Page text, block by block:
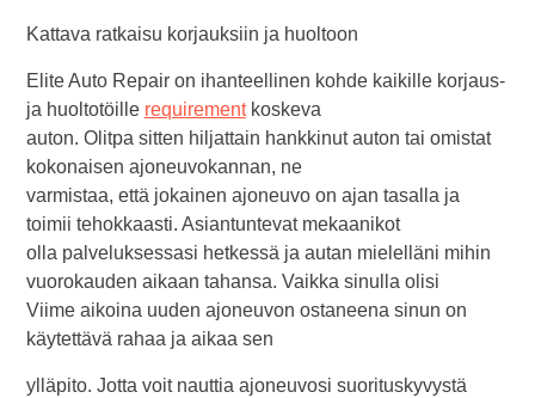
Kattava ratkaisu korjauksiin ja huoltoon
Elite Auto Repair on ihanteellinen kohde kaikille korjaus-
ja huoltotöille requirementkoskeva
auton. Olitpa sitten hiljattain hankkinut auton tai omistat
kokonaisen ajoneuvokannan, ne
varmistaa, että jokainen ajoneuvo on ajan tasalla ja
toimii tehokkaasti. Asiantuntevat mekaanikot
olla palveluksessasi hetkessä ja autan mielelläni mihin
vuorokauden aikaan tahansa. Vaikka sinulla olisi
Viime aikoina uuden ajoneuvon ostaneena sinun on
käytettävä rahaa ja aikaa sen
ylläpito. Jotta voit nauttia ajoneuvosi suorituskyvystä